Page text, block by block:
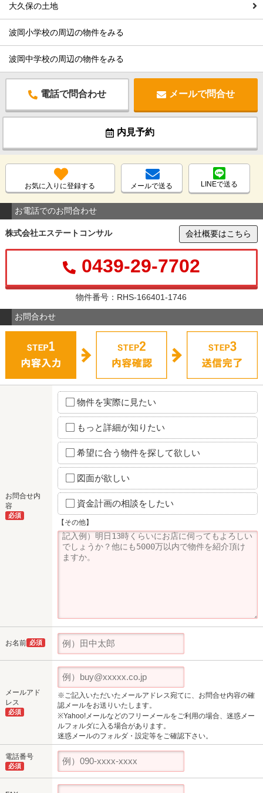
大久保の土地
波岡小学校の周辺の物件をみる
波岡中学校の周辺の物件をみる
電話で問合わせ メールで問合せ
内見予約
お気に入りに登録する メールで送る LINEで送る
お電話でのお問合わせ
株式会社エステートコンサル 会社概要はこちら
0439-29-7702
物件番号：RHS-166401-1746
お問合わせ
お問合せ内
容
必須
物件を実際に見たい
もっと詳細が知りたい
希望に合う物件を探して欲しい
図面が欲しい
資金計画の相談をしたい
【その他】
お名前 必須
メールアド
レス
必須
※ご記入いただいたメールアドレス宛てに、お問合せ内容の確
認メールをお送りいたします。
※Yahoo!メールなどのフリーメールをご利用の場合、迷惑メー
ルフォルダに入る場合があります。
迷惑メールのフォルダ・設定等をご確認下さい。
電話番号
必須